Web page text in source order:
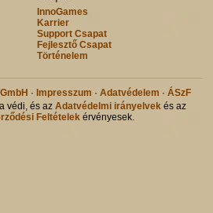
InnoGames
Karrier
Support Csapat
Fejlesztő Csapat
Történelem
· Impresszum · Adatvédelem · ÁSzF
védi, és az Adatvédelmi irányelvekés az
Feltételekérvényesek.